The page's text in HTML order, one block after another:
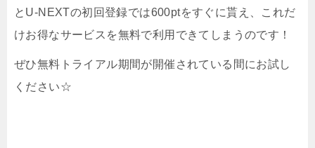
とU-NEXTの初回登録では600ptをすぐに貰え、これだ
けお得なサービスを無料で利用できてしまうのです！
ぜひ無料トライアル期間が開催されている間にお試し
ください☆